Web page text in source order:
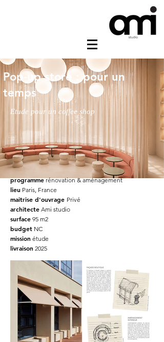
Pop-up store : pour un
temps
Etude pour un coffee shop
programmerénovation & aménagement
lieu Paris, France
maitrise d'ouvrage Privé
architecte Ami studio
surface 95 m2
budget NC
mission étude
livraison 2025